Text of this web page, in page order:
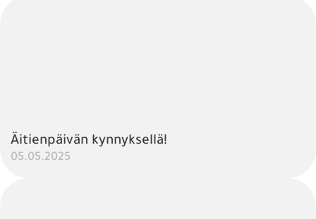
Äitienpäivän kynnyksellä!
05.05.2025